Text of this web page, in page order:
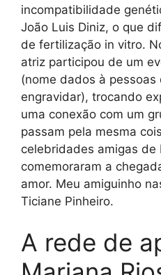
incompatibilidade
João Luis Diniz, o que
de fertilização in vitro.
atriz participou de um
(nome dados à
engravidar), trocando
uma conexão com um
passam pela mesma
celebridades amigas de
comemoraram a
amor. Meu amiguinho
Ticiane Pinheiro.
A rede de